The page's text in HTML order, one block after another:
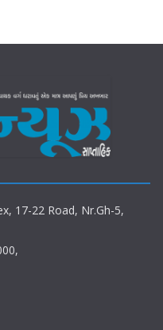
17-22 Road, Nr.Gh-5,